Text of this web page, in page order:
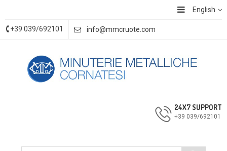
English
+39 039/692101 info@mmcruote.com
24X7 SUPPORT
+39 039/692101